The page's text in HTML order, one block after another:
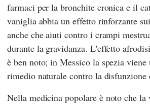
farmaci per la bronchite cronica e il
vaniglia abbia un effetto rinforzante
anche che aiuti contro i crampi
durante la gravidanza. L'effetto
è ben noto; in Messico la spezia
rimedio naturale contro la disfunzione
Nella medicina popolare è noto che la